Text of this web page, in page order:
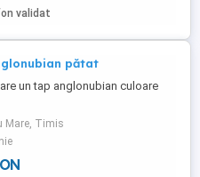
validat
pătat
un tap anglonubian culoare
Mare, Timis